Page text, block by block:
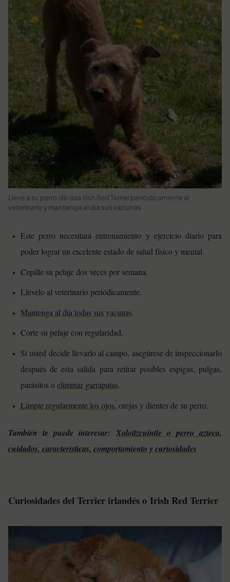
Lleve a su perro de raza Irish Red Terrier periódicamente al
veterinario y mantenga al día sus vacunas
Este perro necesitará entrenamiento y ejercicio diario para
poder lograr un excelente estado de salud físico y mental.
Cepille su pelaje dos veces por semana.
Llévelo al veterinario periódicamente.
Mantenga al día todas sus vacunas.
Corte su pelaje con regularidad.
Si usted decide llevarlo al campo, asegúrese de inspeccionarlo
después de esta salida para retirar posibles espigas, pulgas,
parásitos oeliminar garrapatas.
Limpie regularmente los ojos, orejas y dientes de su perro.
También te puede interesar: Xoloitzcuintle o perro azteca,
cuidados, características, comportamiento y curiosidades
Curiosidades del Terrier irlandés o Irish Red Terrier